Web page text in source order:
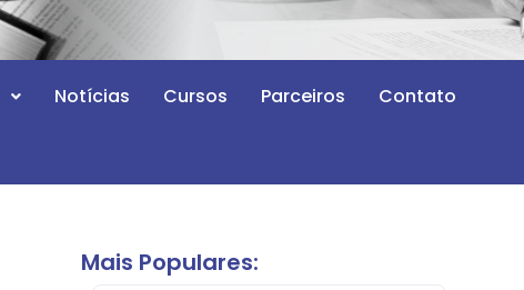
Notícias Cursos Parceiros
Contato
Mais Populares: